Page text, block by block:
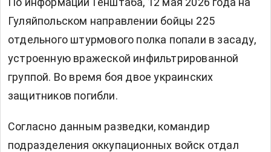
Гуляйпольском направлении бойцы 225
отдельного штурмового полка попали в засаду,
устроенную вражеской инфильтрированной
группой. Во время боя двое украинских
защитников погибли.
Согласно данным разведки, командир
подразделения оккупационных войск отдал